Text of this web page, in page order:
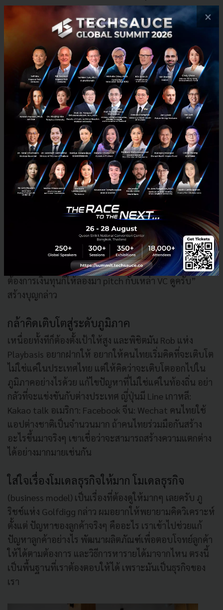
เรียนรู้วิธีการทางเทคนิคจากต่างประเทศมาใช้
นิกกี้ แม้เธอจะเป็นนักธุรกิจที่ไม่ได้เติบโตมาจากการเป็น
นักพัฒนาเองโดยตรง แต่จากประสบการณ์ด้านธุรกิจสาย
ไอทีของเธอ ทำให้เธอเรียนรู้ว่า Coding practice เป็น
เรื่องสำคัญ เธอกล่าวกับ Techsauce ว่า “พอดีว่าทำมา
หลายบริษัทแล้วเห็นจุดอ่อนทางด้านนี้ของคนไทยเยอะค่ะ
และตัวเองได้มีโอกาสไปร่วมงานกับต่างประเทศทำให้เห็น
ว่า code ของเขามีความเป็นระเบียบ จัดการง่าย ถ้าเป็นคน
ไทยเขียนจะไม่สามารถ scale ได้ หรือสามารถอ่านได้อยู่
คนเดียว อยากให้ลองศึกษาจากโปรแกรมเมอร์เก่งๆ ใน
ต่างประเทศว่าเขามีวิธีอย่างไร”
อย่าเอาแต่คิดให้ลงมือทำด้วย
ประโยคนี้ได้ยินกันบ่อยแล้ว แต่สร้างบุญจาก Ookbee ยัง
คงอยากย้ำเรื่องนี้ให้กับน้องๆ อีกครั้ง “ผมอยากให้คนที่
สนใจด้าน startup กล้าตัดสินใจ และลงมือทำ อย่ามัวแต่
คิด เพราะเวลาก็จะผ่านไปเรื่อยๆ เป้าหมายของเราคือ
อะไร วางแผนไว้เลยว่าต้องการจะไปอยู่ในจุดไหน ถ้า
ต้องการเงินทุนก็ให้ลองมา pitch กับเหล่า VC ดูครับ”
สร้างบุญกล่าว
กล้าคิดเติบโตสู่ระดับภูมิภาค
เหนื่อยทั้งทีก็ต้องตั้งเป้าให้สูง และพิชิตมัน Rob แห่ง
Playbasis อยากฝากให้ อยากให้คนไทยเริ่มคิดที่จะเติบโต
ไม่ใช่แค่ในประเทศไทย แต่ให้คิดว่าจะเติบโตออกไปใน
ภูมิภาคอย่างไรด้วย แก้ไขปัญหาที่ไม่ใช่แค่ในท้องถิ่น อย่า
กลัวที่จะแข่งขันกับต่างประเทศ ญี่ปุ่นมี Line เกาหลี:
Kakao talk อเมริกา: Facebook จีน: Wechat คนไทยใช้
แอปต่างชาติเป็นจำนวนมาก ถ้าคนไทยร่วมมือกันสร้าง
อะไรขึ้นมาจริงๆ เขาเชื่อว่าจะสามารถสร้างความแตกต่าง
ได้อย่างมากมายเช่นกัน
ใส่ใจเรื่องโมเดลธุรกิจให้มาก โมเดลธุรกิจ
(business model) เป็นเรื่องที่ต้องดูให้มากๆ เลยครับ ภู
ริชช์แห่ง Golfdigg กล่าว ผมอยากให้พยายามคิดวิเคราะห์
ตั้งแต่ ปัญหาของลูกค้าจริงๆ คืออะไร เราเข้าไปช่วยแก้
ปัญหาลูกค้าอย่างไร พัฒนาผลิตภัณฑ์เพื่อตอบโจทย์ลูกค้า
ให้ได้ตามต้องการ และวิธีการหารายได้มาจากไหน ตรงนี้
เป็นพื้นฐานที่เราต้องตอบให้ได้ เพราะมันเป็นธุรกิจของ
เรา
×